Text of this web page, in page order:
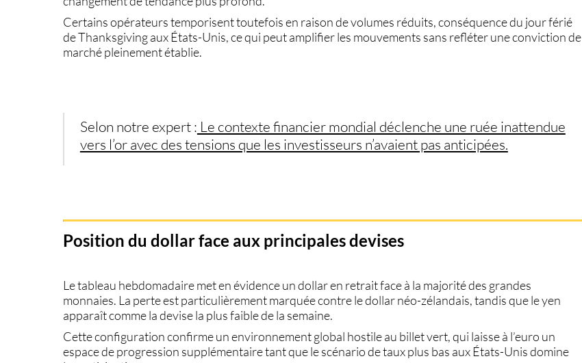
Certains opérateurs temporisent toutefois en raison de volumes réduits, conséquence du jour férié
de Thanksgiving aux États-Unis, ce qui peut amplifier les mouvements sans refléter une conviction de
marché pleinement établie.
Selon notre expert : Le contexte financier mondial déclenche une ruée inattendue
vers l’or avec des tensions que les investisseurs n’avaient pas anticipées.
Position du dollar face aux principales devises
Le tableau hebdomadaire met en évidence un dollar en retrait face à la majorité des grandes
monnaies. La perte est particulièrement marquée contre le dollar néo-zélandais, tandis que le yen
apparaît comme la devise la plus faible de la semaine.
Cette configuration confirme un environnement global hostile au billet vert, qui laisse à l’euro un
espace de progression supplémentaire tant que le scénario de taux plus bas aux États-Unis domine